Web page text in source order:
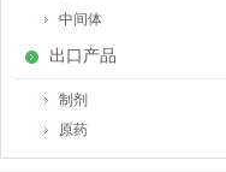
中间体
出口产品
制剂
原药